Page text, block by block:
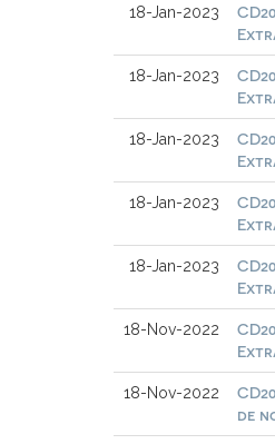
18-Jan-2023
18-Jan-2023
18-Jan-2023
18-Jan-2023
18-Jan-2023
18-Nov-2022
18-Nov-2022
de